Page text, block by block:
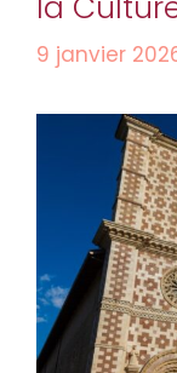
9 janvier